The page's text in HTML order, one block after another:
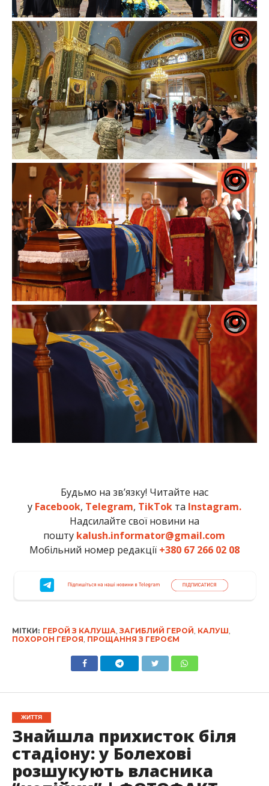
Будьмо на зв’язку! Читайте нас
у Facebook, Telegram, TikTokта Instagram.
Надсилайте свої новини на
пошту kalush.informator@gmail.com
Мобільний номер редакції +380 67 266 02 08
МІТКИ: ГЕРОЙ З КАЛУША, ЗАГИБЛИЙ ГЕРОЙ, КАЛУШ,
ПОХОРОН ГЕРОЯ, ПРОЩАННЯ З ГЕРОЄМ
ЖИТТЯ
Знайшла прихисток біля
стадіону: у Болехові
розшукують власника